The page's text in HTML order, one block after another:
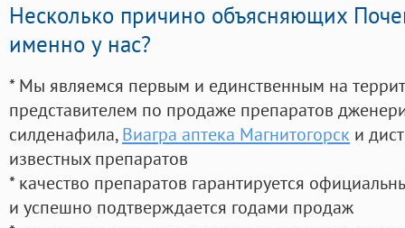
Несколько причино объясняющих
именно у нас?
* Мы являемся первым и единственным на
представителем по продаже препаратов
силденафила, Виагра аптека Магнитогорск и
известных препаратов
* качество препаратов гарантируется
и успешно подтверждается годами продаж